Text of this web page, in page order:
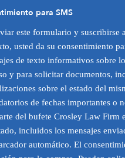
para SMS
este formulario y suscribirse
usted da su consentimiento
de texto informativos sobre
y para solicitar documentos,
sobre el estado del
de fechas importantes o
del bufete Crosley Law Firm
incluidos los mensajes
automático. El